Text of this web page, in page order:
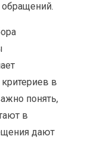
в
понять,
в
дают